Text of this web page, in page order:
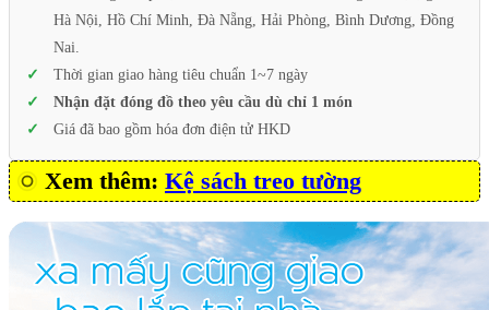
Hà Nội, Hồ Chí Minh, Đà Nẵng, Hải Phòng, Bình Dương, Đồng
Nai.
Thời gian giao hàng tiêu chuẩn 1~7 ngày
Nhận đặt đóng đồ theo yêu cầu dù chỉ 1 món
Giá đã bao gồm hóa đơn điện tử HKD
Xem thêm: Kệ sách treo tường